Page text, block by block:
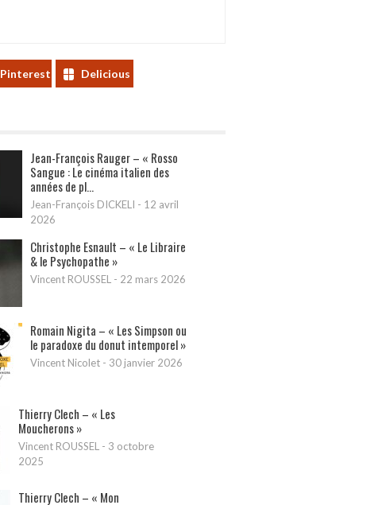
Pinterest Delicious
Jean-François Rauger – « Rosso
Sangue : Le cinéma italien des
années de pl...
Jean-François DICKELI - 12 avril
2026
Christophe Esnault – « Le Libraire
& le Psychopathe »
Vincent ROUSSEL - 22 mars 2026
Romain Nigita – « Les Simpson ou
le paradoxe du donut intemporel »
Vincent Nicolet- 30 janvier 2026
Thierry Clech – « Les
Moucherons »
Vincent ROUSSEL - 3 octobre
2025
Thierry Clech – « Mon